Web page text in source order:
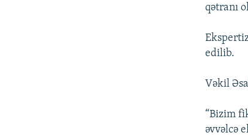
qətranı
edilib.
Vəkil
“Bizim
əvvəlcə